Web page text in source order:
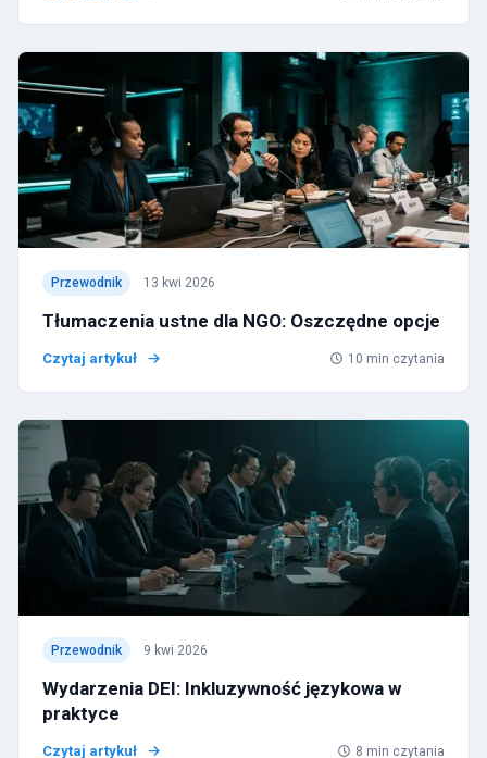
Przewodnik 13 kwi 2026
Tłumaczenia ustne dla NGO: Oszczędne opcje
Czytaj artykuł 10 min czytania
Przewodnik 9 kwi 2026
Wydarzenia DEI: Inkluzywność językowa w
praktyce
Czytaj artykuł 8 min czytania